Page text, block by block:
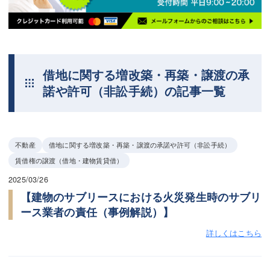
借地に関する増改築・再築・譲渡の承
諾や許可（非訟手続）の記事一覧
不動産
借地に関する増改築・再築・譲渡の承諾や許可（非訟手続）
賃借権の譲渡（借地・建物賃貸借）
2025/03/26
【建物のサブリースにおける火災発生時のサブリ
ース業者の責任（事例解説）】
詳しくはこちら